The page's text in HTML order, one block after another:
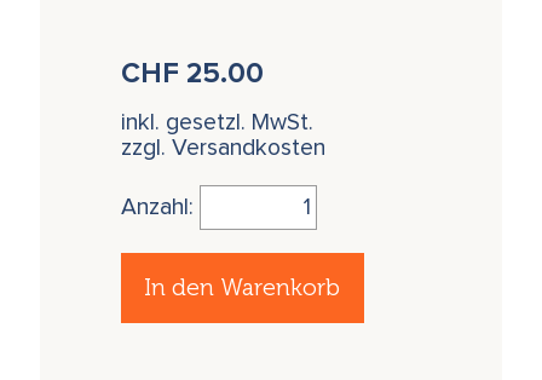
CHF25.00
inkl. gesetzl. MwSt.
zzgl. Versandkosten
Anzahl:
In den Warenkorb